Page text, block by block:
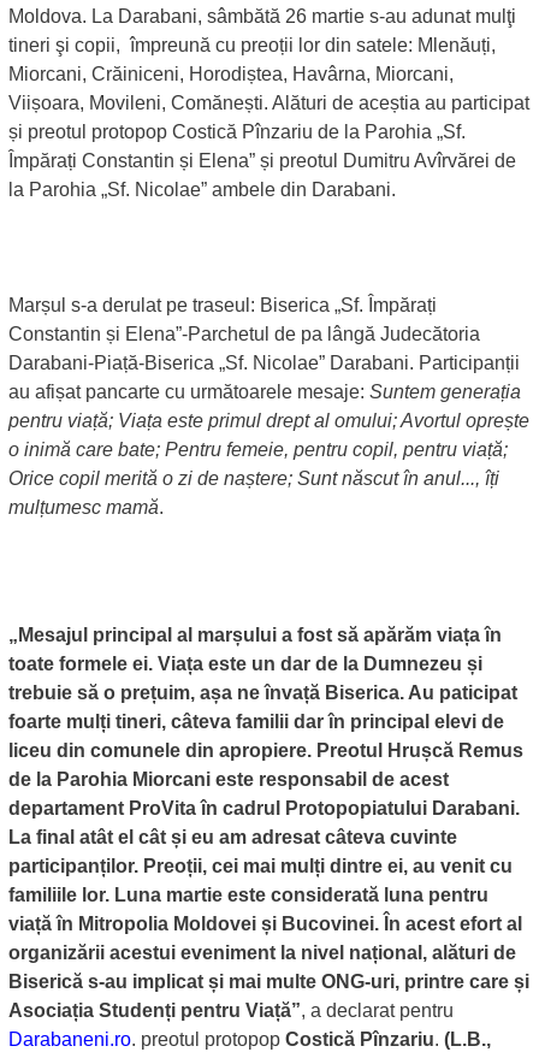
Moldova. La Darabani, sâmbătă 26 martie s-au adunat mulţi
tineri şi copii, împreună cu preoții lor din satele: Mlenăuți,
Miorcani, Crăiniceni, Horodiștea, Havârna, Miorcani,
Viișoara, Movileni, Comănești. Alături de aceștia au participat
și preotul protopop Costică Pînzariu de la Parohia „Sf.
Împărați Constantin și Elena” și preotul Dumitru Avîrvărei de
la Parohia „Sf. Nicolae” ambele din Darabani.
Marșul s-a derulat pe traseul: Biserica „Sf. Împărați
Constantin și Elena”-Parchetul de pa lângă Judecătoria
Darabani-Piață-Biserica „Sf. Nicolae” Darabani. Participanții
au afișat pancarte cu următoarele mesaje: Suntem generația
pentru viață; Viața este primul drept al omului; Avortul oprește
o inimă care bate; Pentru femeie, pentru copil, pentru viață;
Orice copil merită o zi de naștere; Sunt născut în anul..., îți
mulțumesc mamă.
„Mesajul principal al marșului a fost să apărăm viața în
toate formele ei. Viața este un dar de la Dumnezeu și
trebuie să o prețuim, așa ne învață Biserica. Au paticipat
foarte mulți tineri, câteva familii dar în principal elevi de
liceu din comunele din apropiere. Preotul Hrușcă Remus
de la Parohia Miorcani este responsabil de acest
departament ProVita în cadrul Protopopiatului Darabani.
La final atât el cât și eu am adresat câteva cuvinte
participanților. Preoții, cei mai mulți dintre ei, au venit cu
familiile lor. Luna martie este considerată luna pentru
viață în Mitropolia Moldovei și Bucovinei. În acest efort al
organizării acestui eveniment la nivel național, alături de
Biserică s-au implicat și mai multe ONG-uri, printre care și
Asociația Studenți pentru Viață”, a declarat pentru
Darabaneni.ro. preotul protopop Costică Pînzariu. (L.B.,